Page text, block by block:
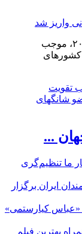
سهند ۲۰۲۵، موجب تقویت
شانگهای
...
ما تنظیم‌گری
ایران برگزار
«عباس کیارستمی»
بهترین فیلم